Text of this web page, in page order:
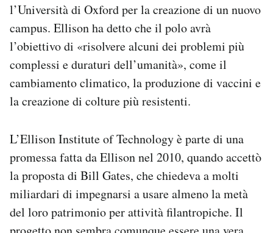
l’Università di Oxford per la creazione di un nuovo
campus. Ellison ha detto che il polo avrà
l’obiettivo di «risolvere alcuni dei problemi più
complessi e duraturi dell’umanità», come il
cambiamento climatico, la produzione di vaccini e
la creazione di colture più resistenti.
L’Ellison Institute of Technology è parte di una
promessa fatta da Ellison nel 2010, quando accettò
la proposta di Bill Gates, che chiedeva a molti
miliardari di impegnarsi a usare almeno la metà
del loro patrimonio per attività filantropiche. Il